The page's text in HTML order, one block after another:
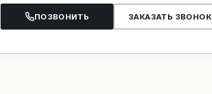
ПОЗВОНИТЬ ЗАКАЗАТЬ ЗВОНОК